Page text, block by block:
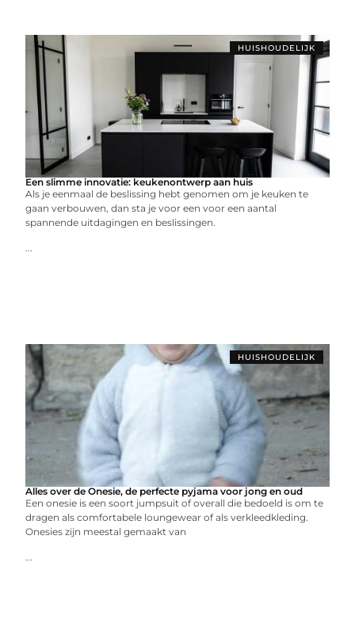
HUISHOUDELIJK
Een slimme innovatie: keukenontwerp aan huis
Als je eenmaal de beslissing hebt genomen om je keuken te
gaan verbouwen, dan sta je voor een voor een aantal
spannende uitdagingen en beslissingen.
...
HUISHOUDELIJK
Alles over de Onesie, de perfecte pyjama voor jong en oud
Een onesie is een soort jumpsuit of overall die bedoeld is om te
dragen als comfortabele loungewear of als verkleedkleding.
Onesies zijn meestal gemaakt van
...